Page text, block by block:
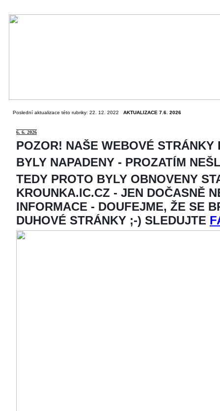
Poslední aktualizace této rubriky: 22. 12. 2022 AKTUALIZACE 7.6. 2026
6. 6. 2026
POZOR! NAŠE WEBOVÉ STRÁNKY
BYLY NAPADENY - PROZATÍM
TEDY PROTO BYLY OBNOVENY
KROUNKA.IC.CZ - JEN DOČASNĚ
INFORMACE - DOUFEJME, ŽE SE
DUHOVÉ STRÁNKY ;-) SLEDUJTE